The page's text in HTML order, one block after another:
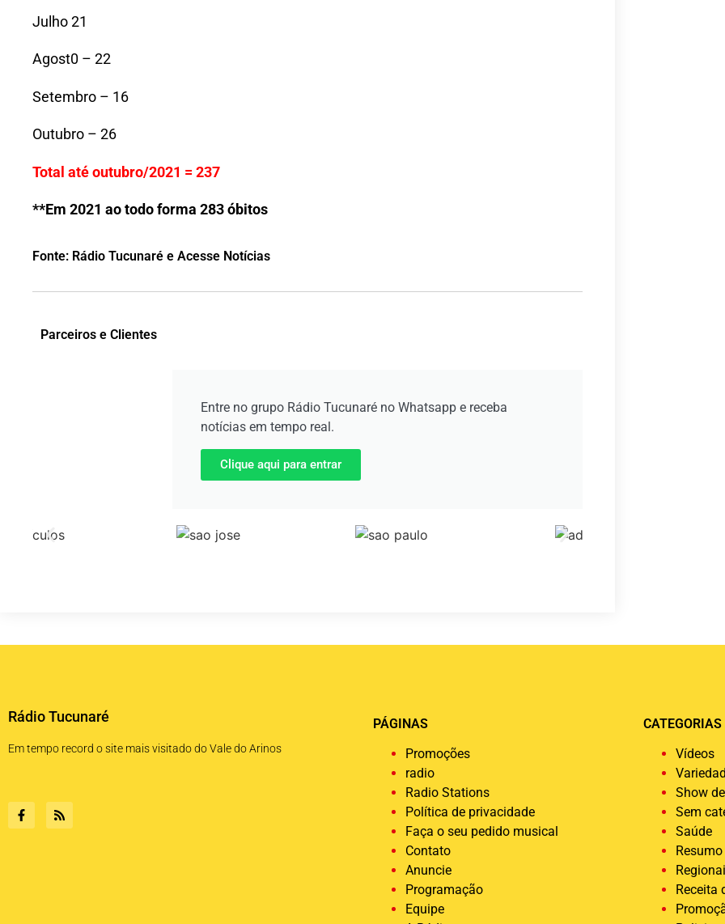
Julho 21
Agost0 – 22
Setembro – 16
Outubro – 26
Total até outubro/2021 = 237
**Em 2021 ao todo forma 283 óbitos
Fonte: Rádio Tucunaré e Acesse Notícias
Parceiros e Clientes
Entre no grupo Rádio Tucunaré no Whatsapp e receba
notícias em tempo real.
Clique aqui para entrar
Rádio Tucunaré
Em tempo record o site mais visitado do Vale do Arinos
PÁGINAS
Promoções
radio
Radio Stations
Política de privacidade
Faça o seu pedido musical
Contato
Anuncie
Programação
Equipe
CATEGORIAS
Vídeos
Show
Sem
Saúde
Receita